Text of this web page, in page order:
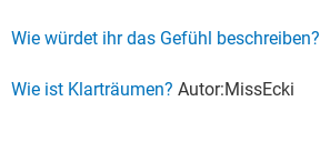
Wie würdet ihr das Gefühl beschreiben?
Wie ist Klarträumen? Autor:MissEcki